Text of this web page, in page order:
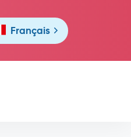
Français